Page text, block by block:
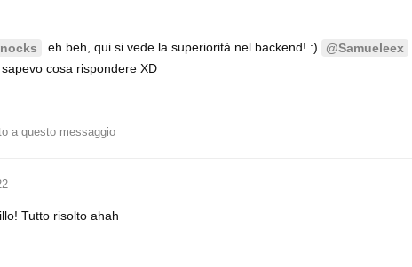
eh beh, qui si vede la superiorità nel backend! :) @Samueleex
cosa rispondere XD
a questo messaggio
Tutto risolto ahah